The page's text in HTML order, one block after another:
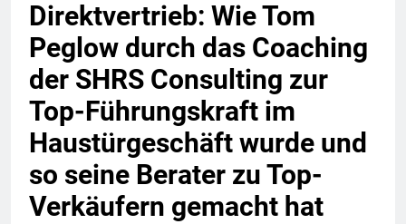
Direktvertrieb: Wie Tom
Peglow durch das Coaching
der SHRS Consulting zur
Top-Führungskraft im
Haustürgeschäft wurde und
so seine Berater zu Top-
Verkäufern gemacht hat